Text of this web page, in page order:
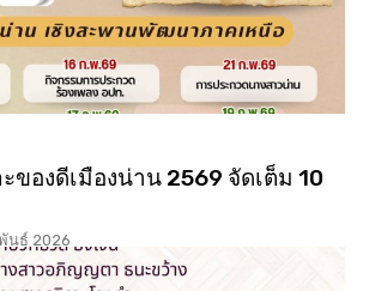
ของดีเมืองน่าน 2569 จัดเต็ม 10
นธ์ 2026